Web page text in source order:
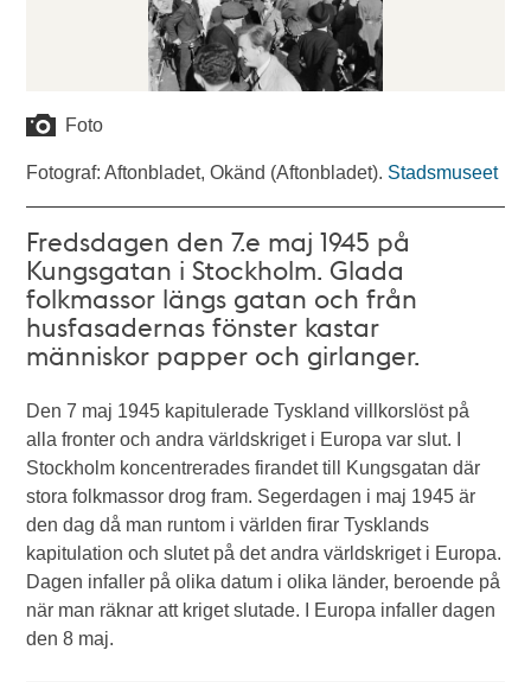
Foto
Fotograf: Aftonbladet, Okänd (Aftonbladet). Stadsmuseet
Fredsdagen den 7.e maj 1945 på
Kungsgatan i Stockholm. Glada
folkmassor längs gatan och från
husfasadernas fönster kastar
människor papper och girlanger.
Den 7 maj 1945 kapitulerade Tyskland villkorslöst på
alla fronter och andra världskriget i Europa var slut. I
Stockholm koncentrerades firandet till Kungsgatan där
stora folkmassor drog fram. Segerdagen i maj 1945 är
den dag då man runtom i världen firar Tysklands
kapitulation och slutet på det andra världskriget i Europa.
Dagen infaller på olika datum i olika länder, beroende på
när man räknar att kriget slutade. I Europa infaller dagen
den 8 maj.